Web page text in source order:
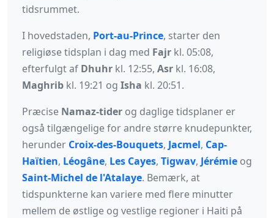
tidsrummet.
I hovedstaden, Port-au-Prince, starter den
religiøse tidsplan i dag med Fajr kl. 05:08,
efterfulgt af Dhuhr kl. 12:55, Asr kl. 16:08,
Maghrib kl. 19:21 og Isha kl. 20:51.
Præcise Namaz-tider og daglige tidsplaner er
også tilgængelige for andre større knudepunkter,
herunder Croix-des-Bouquets, Jacmel, Cap-
Haïtien, Léogâne, Les Cayes, Tigwav, Jérémie og
Saint-Michel de l'Atalaye. Bemærk, at
tidspunkterne kan variere med flere minutter
mellem de østlige og vestlige regioner i Haiti på